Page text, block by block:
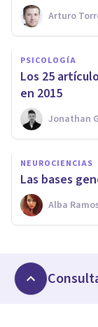
Arturo
PSICOLOGÍA
Los 25
en 2015
Jonathan
NEUROCIENCIAS
Las bases
Alba